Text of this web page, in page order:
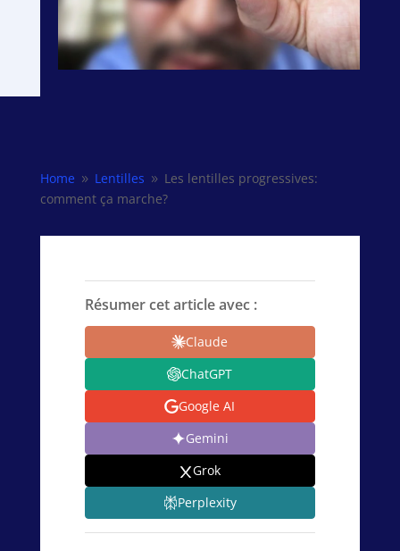
Home 9 Lentilles 9 Les lentilles progressives:
comment ça marche?
Résumer cet article avec :
Claude
ChatGPT
Google AI
Gemini
Grok
Perplexity